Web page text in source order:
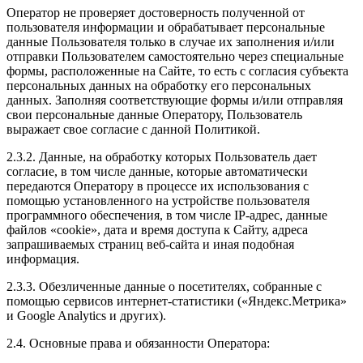
Оператор не проверяет достоверность полученной от
пользователя информации и обрабатывает персональные
данные Пользователя только в случае их заполнения и/или
отправки Пользователем самостоятельно через специальные
формы, расположенные на Сайте, то есть с согласия субъекта
персональных данных на обработку его персональных
данных. Заполняя соответствующие формы и/или отправляя
свои персональные данные Оператору, Пользователь
выражает свое согласие с данной Политикой.
2.3.2. Данные, на обработку которых Пользователь дает
согласие, в том числе данные, которые автоматически
передаются Оператору в процессе их использования с
помощью установленного на устройстве пользователя
программного обеспечения, в том числе IP-адрес, данные
файлов «cookie», дата и время доступа к Сайту, адреса
запрашиваемых страниц веб-сайта и иная подобная
информация.
2.3.3. Обезличенные данные о посетителях, собранные с
помощью сервисов интернет-статистики («Яндекс.Метрика»
и Google Analytics и других).
2.4. Основные права и обязанности Оператора: